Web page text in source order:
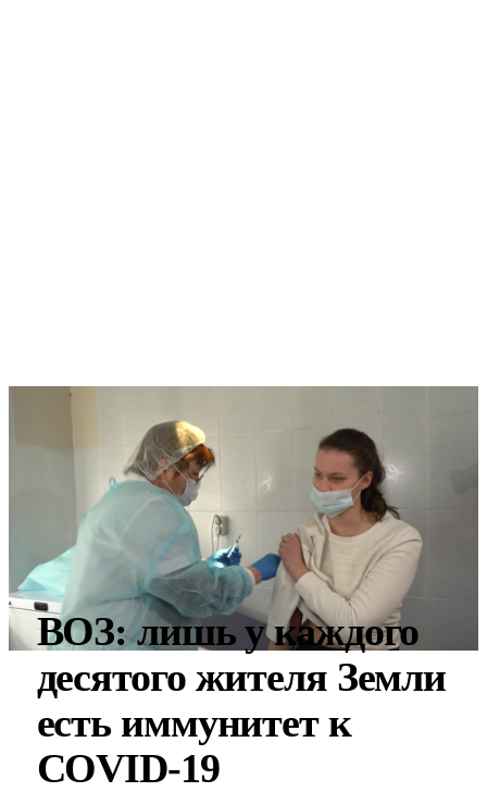
ВОЗ: лишь у каждого
десятого жителя Земли
есть иммунитет к
COVID-19